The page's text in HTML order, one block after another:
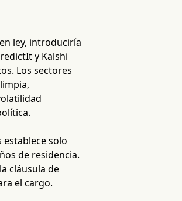
ley, introduciría
y Kalshi
Los sectores
solo
de residencia.
cláusula de
el cargo.